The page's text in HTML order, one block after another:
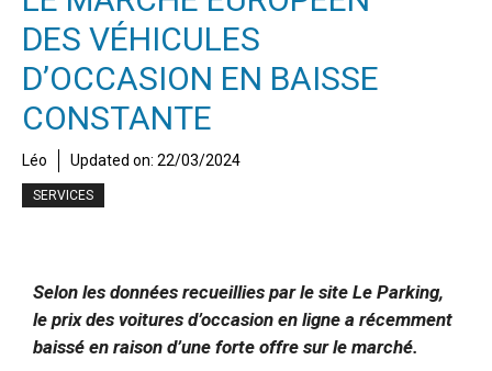
DES VÉHICULES
D’OCCASION EN BAISSE
CONSTANTE
Léo Updated on: 22/03/2024
SERVICES
Selon les données recueillies par le site Le Parking,
le prix des voitures d’occasion en ligne a récemment
baissé en raison d’une forte offre sur le marché.